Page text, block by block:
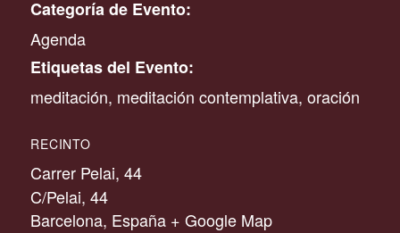
Categoría de Evento:
Agenda
Etiquetas del Evento:
meditación, meditación contemplativa,oración
RECINTO
Carrer Pelai, 44
C/Pelai, 44
Barcelona, España + Google Map